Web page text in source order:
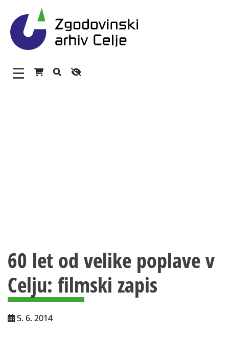
Zgodovinski arhiv Celje –
Glavni meni
Vloga za upravne namene
Vloga za čitalnico
Vodnik po fondih in zbirkah
VAČ – VIRTUALNA ARHIVSKA ČITALNICA
60 let od velike poplave v
Celju: filmski zapis
5. 6. 2014